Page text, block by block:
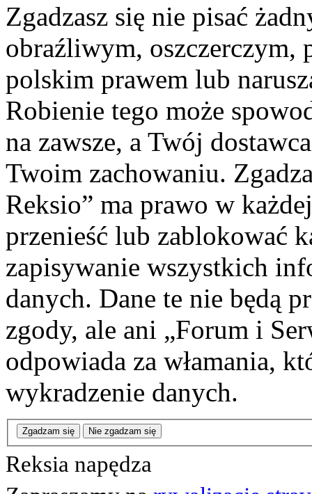
Zgadzasz się nie pisać
obraźliwym, oszczerczym,
polskim prawem lub
Robienie tego może
na zawsze, a Twój
Twoim zachowaniu.
Reksio” ma prawo w
przenieść lub zablokować
zapisywanie wszystkich
danych. Dane te nie będą
zgody, ale ani „Forum i
odpowiada za włamania,
wykradzenie danych.
Zgadzam się Nie zgadzam się
Reksia napędza